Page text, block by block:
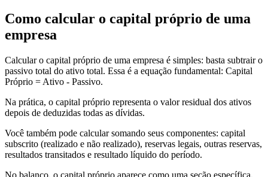
Como calcular o capital próprio de uma
empresa
Calcular o capital próprio de uma empresa é simples: basta subtrair o
passivo total do ativo total. Essa é a equação fundamental: Capital
Próprio = Ativo - Passivo.
Na prática, o capital próprio representa o valor residual dos ativos
depois de deduzidas todas as dívidas.
Você também pode calcular somando seus componentes: capital
subscrito (realizado e não realizado), reservas legais, outras reservas,
resultados transitados e resultado líquido do período.
No balanço, o capital próprio aparece como uma seção específica,